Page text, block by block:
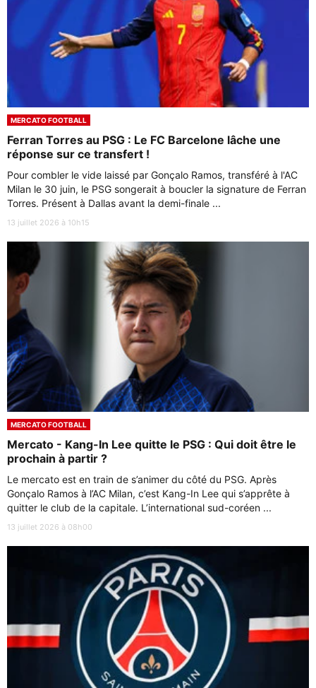
MERCATO FOOTBALL
Ferran Torres au PSG : Le FC Barcelone lâche une
réponse sur ce transfert !
Pour combler le vide laissé par Gonçalo Ramos, transféré à l'AC
Milan le 30 juin, le PSG songerait à boucler la signature de Ferran
Torres. Présent à Dallas avant la demi-finale ...
13 juillet 2026 à 10h15
MERCATO FOOTBALL
Mercato - Kang-In Lee quitte le PSG : Qui doit être le
prochain à partir ?
Le mercato est en train de s’animer du côté du PSG. Après
Gonçalo Ramos à l’AC Milan, c’est Kang-In Lee qui s’apprête à
quitter le club de la capitale. L’international sud-coréen ...
13 juillet 2026 à 08h00